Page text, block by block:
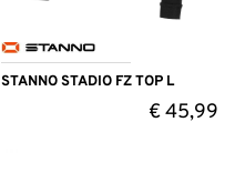
STANNO STADIO FZ TOP L
€45,99